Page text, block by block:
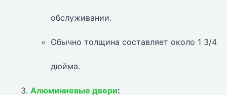
обслуживании.
Обычно толщина составляет около 1 3/4
дюйма.
Алюминиевые двери: